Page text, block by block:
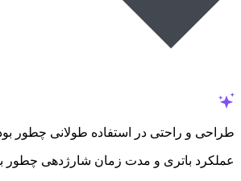
طراحی و راحتی در استفاده طولانی چطور
عملکرد باتری و مدت زمان شارژدهی چطور